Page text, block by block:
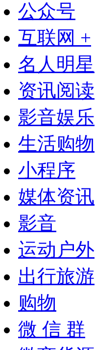
公众号
互联网 +
名人明星
资讯阅读
影音娱乐
生活购物
小程序
媒体资讯
影音
运动户外
出行旅游
购物
微 信 群